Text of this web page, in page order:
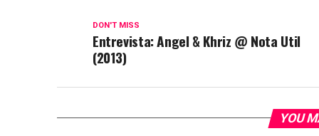
DON'T MISS
Entrevista: Angel & Khriz @ Nota Util
(2013)
YOU